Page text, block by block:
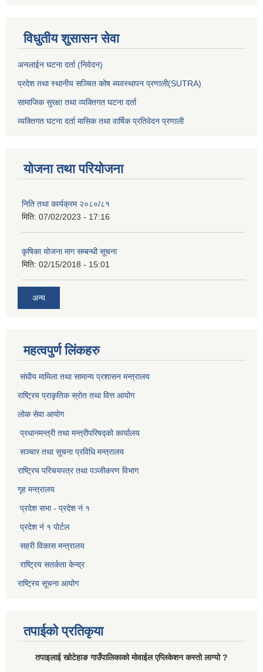
विधुतीय शुसासन सेवा
अनलाईन घटना दर्ता (निवेदन)
प्रदेश तथा स्थानीय सञ्चित कोष ब्यवस्थापन प्रणाली(SUTRA)
सामाजिक सुरक्षा तथा व्यक्तिगत घटना दर्ता
व्यक्तिगत घटना दर्ता मासिक तथा वार्षिक प्रतिवेदन प्रणाली
योजना तथा परियोजना
निति तथा कार्यक्रम २०८०/८१
मिति: 07/02/2023 - 17:16
कृषिका योजना माग सम्बन्धी सूचना
मिति: 02/15/2018 - 15:01
अन्य
महत्वपुर्ण लिंकहरु
संघीय मामिला तथा सामान्य प्रशासन मन्त्रालय
राष्ट्रिय प्राकृतिक स्राेत तथा वित्त आयोग
लोक सेवा आयोग
प्रधानमन्त्री तथा मन्त्रीपरिषद्को कार्यालय
सञ्‍चार तथा सूचना प्रविधि मन्त्रालय
राष्ट्रिय परिचयपत्र तथा पञ्जीकरण विभाग​
गृह मन्त्रालय
प्रदेश सभा - प्रदेश नं १
प्रदेश नं १ पोर्टल
सहरी विकास मन्त्रालय
राष्ट्रिय सतर्कता केन्द्र
राष्ट्रिय सूचना आयोग
तपाईको प्रतिकृया
तपाइलाई खोटेहाङ गाउँपालिकाको माेवाईल एप्लिकेशन कस्तो लाग्यो ?